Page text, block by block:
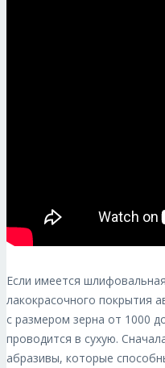
Если имеется
лакокрасочного покрытия
с размером зерна от 1000
проводится в сухую.
абразивы, которые